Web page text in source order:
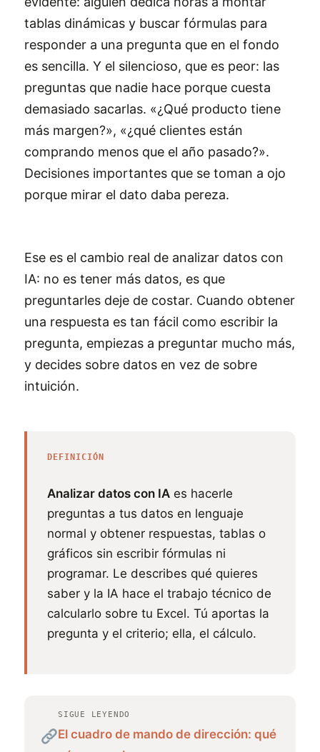
tablas dinámicas y buscar fórmulas para
responder a una pregunta que en el fondo
es sencilla. Y el silencioso, que es peor: las
preguntas que nadie hace porque cuesta
demasiado sacarlas. «¿Qué producto tiene
más margen?», «¿qué clientes están
comprando menos que el año pasado?».
Decisiones importantes que se toman a ojo
porque mirar el dato daba pereza.
Ese es el cambio real de analizar datos con
IA: no es tener más datos, es que
preguntarles deje de costar. Cuando obtener
una respuesta es tan fácil como escribir la
pregunta, empiezas a preguntar mucho más,
y decides sobre datos en vez de sobre
intuición.
DEFINICIÓN
Analizar datos con IA es hacerle
preguntas a tus datos en lenguaje
normal y obtener respuestas, tablas o
gráficos sin escribir fórmulas ni
programar. Le describes qué quieres
saber y la IA hace el trabajo técnico de
calcularlo sobre tu Excel. Tú aportas la
pregunta y el criterio; ella, el cálculo.
SIGUE LEYENDO
El cuadro de mando de dirección: qué